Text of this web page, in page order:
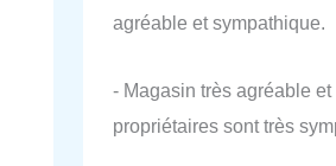
agréable et sympathique.
- Magasin très agréable et
propriétaires sont très